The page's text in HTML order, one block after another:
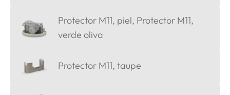
Protector M11, piel, Protector M11,
verde oliva
Protector M11, taupe